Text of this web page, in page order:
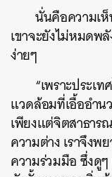
นั่นคือความเห็
เขาจะยังไม่หมดพ
ง่ายๆ
“เพราะประเ
แวดล้อมที่เอื้ออำ
เพียงแต่จิตสาธาร
ความต่าง เราจึงพ
ความร่วมมือ ซึ่งดู